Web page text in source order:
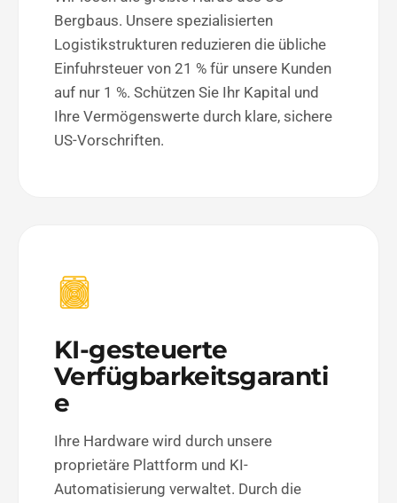
Bergbaus. Unsere spezialisierten
Logistikstrukturen reduzieren die übliche
Einfuhrsteuer von 21 % für unsere Kunden
auf nur 1 %. Schützen Sie Ihr Kapital und
Ihre Vermögenswerte durch klare, sichere
US-Vorschriften.
KI-gesteuerte
Verfügbarkeitsgaranti
e
Ihre Hardware wird durch unsere
proprietäre Plattform und KI-
Automatisierung verwaltet. Durch die